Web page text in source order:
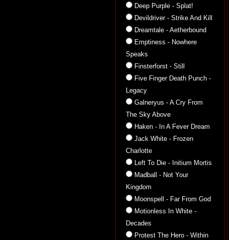
Deep Purple - Splat!
Devildriver - Strike And Kill
Dreamtale - Aetherbound
Emptiness - Nowhere
Speaks
Finsterforst - Still
Five Finger Death Punch -
Legacy
Galneryus - A Cry From
The Sky Above
Haken - In A Fever Dream
Jack White - Frozen
Charlotte
Left To Die - Initium Mortis
Madball - Not Your
Kingdom
Moonspell - Far From God
Motionless In White -
Decades
Protest The Hero - Within